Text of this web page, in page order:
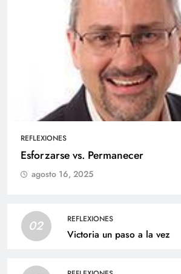
REFLEXIONES
Esforzarse vs. Permanecer
agosto 16, 2025
02 REFLEXIONES
Victoria un paso a la vez